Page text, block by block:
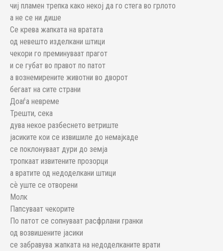
чиј пламен трепка како некој да го стега во грлото
а не се ни дише
Се крева жапката на вратата
од невешто изделкани штици
чекори го преминуваат прагот
и се губат во правот по патот
а вознемирените животни во дворот
бегаат на сите страни
Доаѓа невреме
Трешти, сека
дува некое разбеснето ветриште
јасиките кои се извишиле до немајкаде
се поклонуваат дури до земја
тропкаат извитените прозорци
а вратите од недоделкани штици
сѐ уште се отворени
Молк
Папсуваат чекорите
По патот се сопнуваат расфрлани гранки
од возвишените јасики
се забравува жапката на недоделканите врати